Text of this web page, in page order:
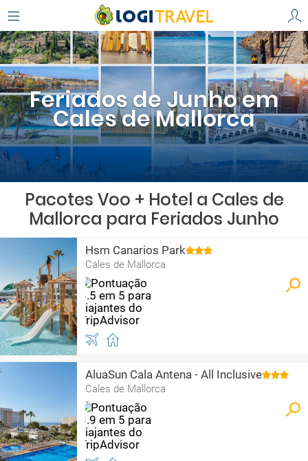
Feriados de Junho em
Cales de Mallorca
Pacotes Voo + Hotel a Cales de
Mallorca para Feriados Junho
Hsm Canarios Park
Cales de Mallorca
AluaSun Cala Antena - All Inclusive
Cales de Mallorca